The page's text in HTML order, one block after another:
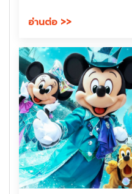
อ่านต่อ >>